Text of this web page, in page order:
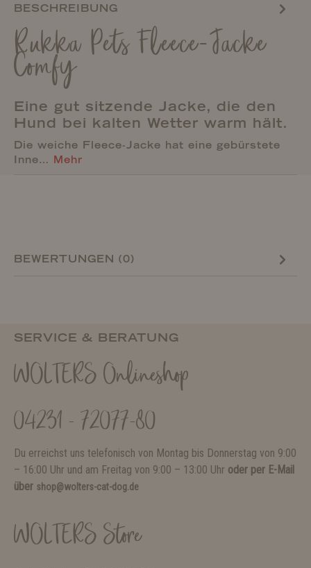
BESCHREIBUNG
Rukka Pets Fleece-Jacke
Comfy
Eine gut sitzende Jacke, die den
Hund bei kalten Wetter warm hält.
Die weiche Fleece-Jacke hat eine gebürstete
Inne… Mehr
BEWERTUNGEN (0)
SERVICE & BERATUNG
WOLTERS Onlineshop
04231 - 72077-80
Du erreichst uns telefonisch von Montag bis Donnerstag von 9:00
– 16:00 Uhr und am Freitag von 9:00 – 13:00 Uhr oder per E-Mail
über shop@wolters-cat-dog.de
WOLTERS Store